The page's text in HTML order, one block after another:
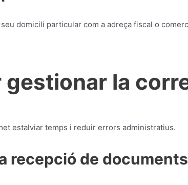
domicili particular com a adreça fiscal o
gestionar la
estalviar temps i reduir errors administratius.
recepció de documents